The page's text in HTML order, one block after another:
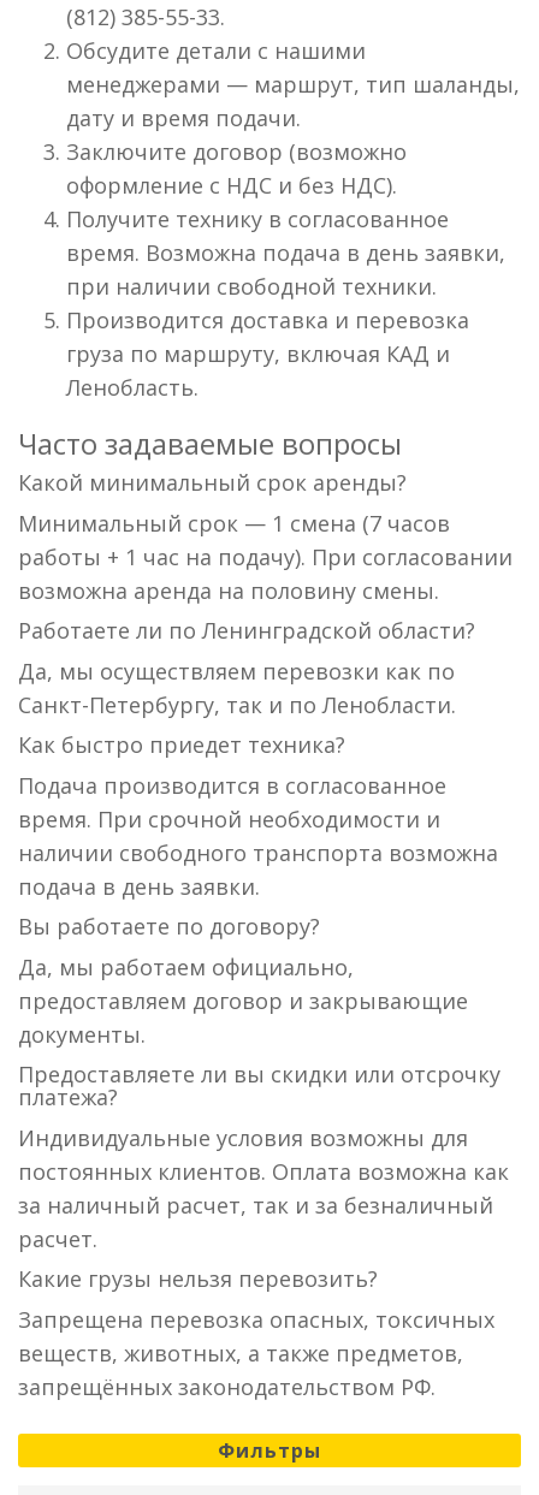
(812) 385-55-33.
Обсудите детали с нашими
менеджерами — маршрут, тип шаланды,
дату и время подачи.
Заключите договор (возможно
оформление с НДС и без НДС).
Получите технику в согласованное
время. Возможна подача в день заявки,
при наличии свободной техники.
Производится доставка и перевозка
груза по маршруту, включая КАД и
Ленобласть.
Часто задаваемые вопросы
Какой минимальный срок аренды?
Минимальный срок — 1 смена (7 часов
работы + 1 час на подачу). При согласовании
возможна аренда на половину смены.
Работаете ли по Ленинградской области?
Да, мы осуществляем перевозки как по
Санкт-Петербургу, так и по Ленобласти.
Как быстро приедет техника?
Подача производится в согласованное
время. При срочной необходимости и
наличии свободного транспорта возможна
подача в день заявки.
Вы работаете по договору?
Да, мы работаем официально,
предоставляем договор и закрывающие
документы.
Предоставляете ли вы скидки или отсрочку
платежа?
Индивидуальные условия возможны для
постоянных клиентов. Оплата возможна как
за наличный расчет, так и за безналичный
расчет.
Какие грузы нельзя перевозить?
Запрещена перевозка опасных, токсичных
веществ, животных, а также предметов,
запрещённых законодательством РФ.
Фильтры